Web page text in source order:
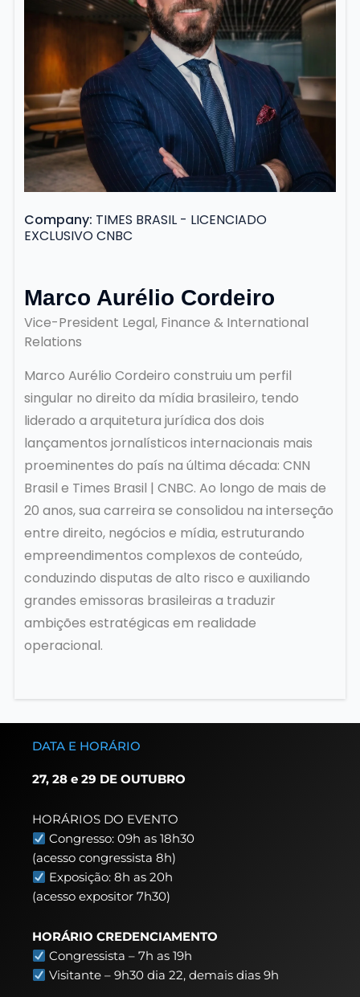
Company TIMES BRASIL - LICENCIADO
EXCLUSIVO CNBC
Marco Aurélio Cordeiro
Vice-President Legal, Finance & International
Relations
Marco Aurélio Cordeiro construiu um perfil
singular no direito da mídia brasileiro, tendo
liderado a arquitetura jurídica dos dois
lançamentos jornalísticos internacionais mais
proeminentes do país na última década: CNN
Brasil e Times Brasil | CNBC. Ao longo de mais de
20 anos, sua carreira se consolidou na interseção
entre direito, negócios e mídia, estruturando
empreendimentos complexos de conteúdo,
conduzindo disputas de alto risco e auxiliando
grandes emissoras brasileiras a traduzir
ambições estratégicas em realidade
operacional.
DATA E HORÁRIO
27, 28 e 29 DE OUTUBRO
HORÁRIOS DO EVENTO
Congresso: 09h as 18h30
(acesso congressista 8h)
Exposição: 8h as 20h
(acesso expositor 7h30)
HORÁRIO CREDENCIAMENTO
Congressista – 7h as 19h
Visitante – 9h30 dia 22,demais dias 9h